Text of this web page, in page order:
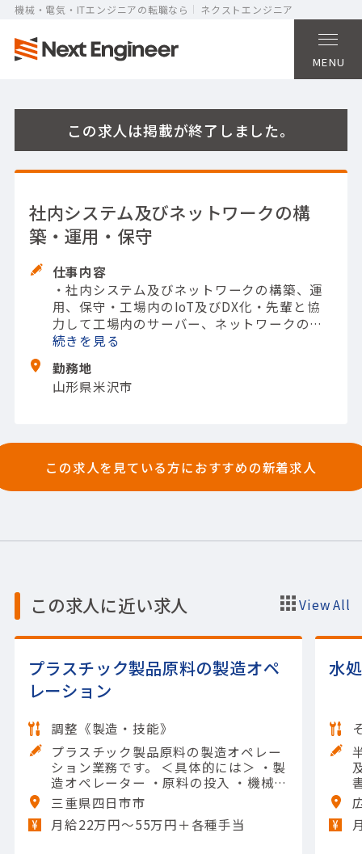
機械・電気・ITエンジニアの転職なら ネクストエンジニア
MENU
この求人は掲載が終了しました。
社内システム及びネットワークの構
築・運用・保守
仕事内容
・社内システム及びネットワークの構築、運
用、保守 ・工場内のIoT及びDX化 ・先輩と協
力して工場内のサーバー、ネットワークの構
築、パッケージソフトの導入、設定
た生産管理システムの構築
衝【担当製品】(システム開発)その他システ
続きを
勤務地
山形県米沢市
この求人を見ている方におすすめの新着求人
この求人に近い求人 View All
プラスチック製品原料の製造オペ
レーション
調整《製造・技能》
プラスチック製品原料の製造オペレー
ション業務です。 ＜具体的には＞ ・製
造オペレーター ・原料の投入 ・機械の
操作や清掃 ・メンテナンスなど 【担当
製品】(素材・素材加工品)石油化学製
品 【使用ツール】他 一般工具; Excel
三重県四日市市
月給22万円〜55万円＋各種手当
水